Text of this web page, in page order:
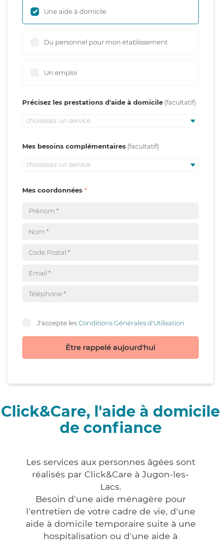
Une aide à domicile
Du personnel pour mon établissement
Un emploi
Précisez les prestations d'aide à domicile
choisissez un service
Mes besoins complémentaires
choisissez un service
Mes coordonnées
J'accepte lesConditions Générales d'Utilisation
Être rappelé aujourd'hui
Click&Care, l'aide à domicile
de confiance
Les services aux personnes âgées sont
réalisés par Click&Care à Jugon-les-
Lacs.
Besoin d'une aide ménagère pour
l'entretien de votre cadre de vie, d'une
aide à domicile temporaire suite à une
hospitalisation ou d'une aide à